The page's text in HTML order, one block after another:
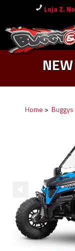
Loja Z.
Home > Buggys